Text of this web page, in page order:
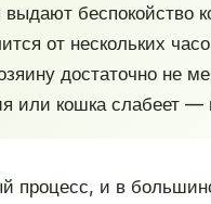
беспокойство
от нескольких
достаточно не
или кошка слабеет —
процесс, и в